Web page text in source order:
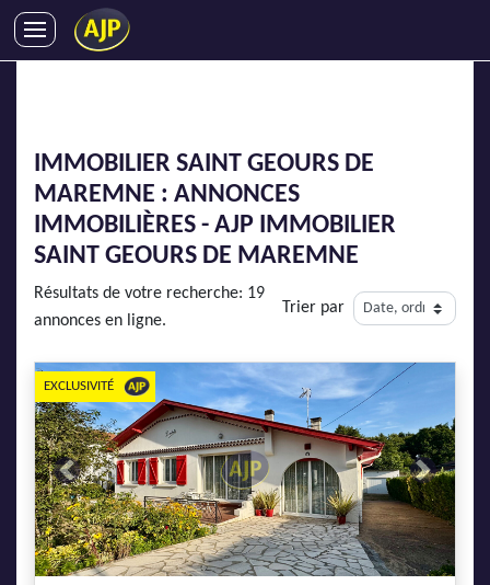
SYNDIC
LMNP
IMMOBILIER NEUF
LOCATIONS DE VACANCES
DEVENIR FRANCHISÉ
AJP Recrute
AJP Actualités
Service Qualité Clients
IMMOBILIER SAINT GEOURS DE
MAREMNE : ANNONCES
IMMOBILIÈRES - AJP IMMOBILIER
SAINT GEOURS DE MAREMNE
Résultats de votre recherche: 19
annonces en ligne.
Trier par
Previous Next
EXCLUSIVITÉ